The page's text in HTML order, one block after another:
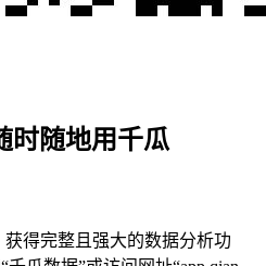
时随地用千瓜
得完整且强大的数据分析功